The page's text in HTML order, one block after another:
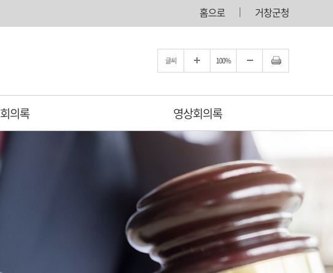
홈으로 거창군청
글씨 100%
회의록 영상회의록